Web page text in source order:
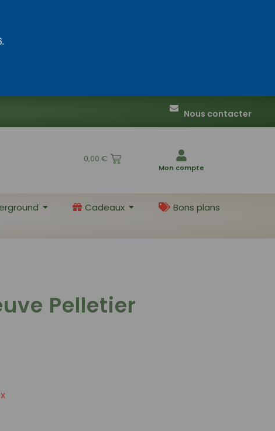
Nous contacter
0,00 €
Mon compte
Cadeaux
Bons plans
Pelletier